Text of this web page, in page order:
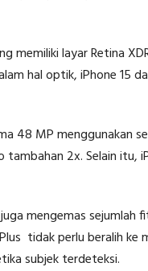
memiliki layar Retina
hal optik, iPhone 15
48 MP menggunakan
2x. Selain itu,
mengemas sejumlah
tidak perlu beralih
subjek terdeteksi.